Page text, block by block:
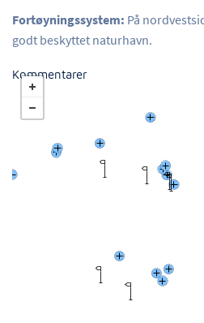
Fortøyningssystem: På
godt beskyttet naturhavn.
Kommentarer